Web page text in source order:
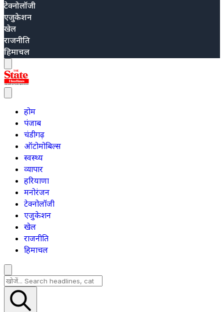
टेक्नोलॉजी
एजुकेशन
खेल
राजनीति
हिमाचल
होम
पंजाब
चंडीगढ़
ऑटोमोबिल्स
स्वस्थ्य
व्यापार
हरियाणा
मनोरंजन
टेक्नोलॉजी
एजुकेशन
खेल
राजनीति
हिमाचल